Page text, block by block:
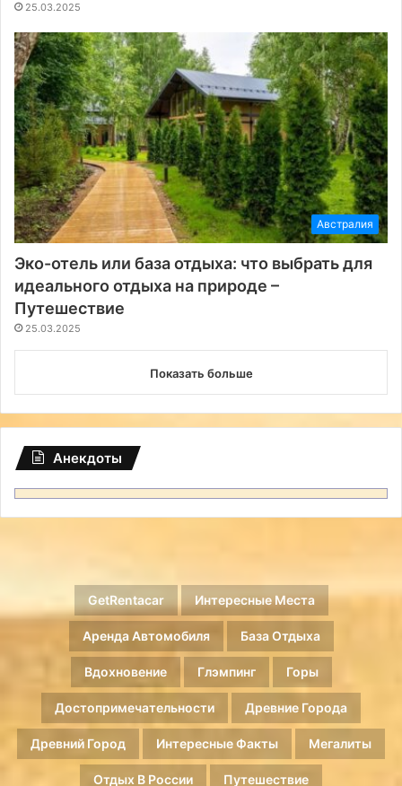
25.03.2025
Австралия
Эко-отель или база отдыха: что выбрать для
идеального отдыха на природе –
Путешествие
25.03.2025
Показать больше
Анекдоты
GetRentacar Интересные Места
Аренда Автомобиля База Отдыха
Вдохновение Глэмпинг Горы
Достопримечательности Древние Города
Древний Город Интересные Факты Мегалиты
Отдых В России Путешествие